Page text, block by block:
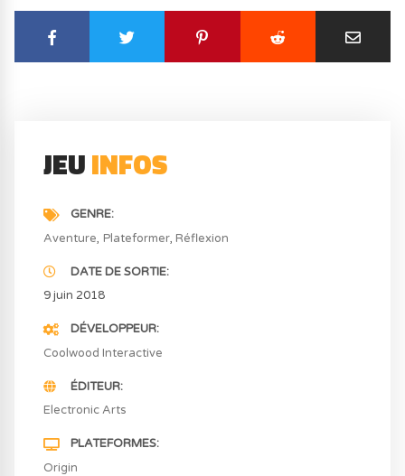
JEUINFOS
GENRE
Aventure Plateformer Réflexion
DATE DE SORTIE
9 juin 2018
DÉVELOPPEUR
Coolwood Interactive
ÉDITEUR
Electronic Arts
PLATEFORMES
Origin